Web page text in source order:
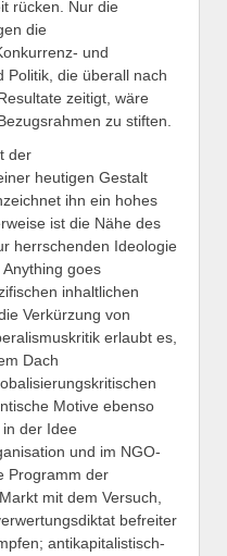
rücken. Nur die
die
und
Politik, die überall nach
zeitigt, wäre
zu stiften.
der
heutigen Gestalt
ihn ein hohes
ist die Nähe des
herrschenden Ideologie
goes
inhaltlichen
Verkürzung von
erlaubt es,
Dach
Motive ebenso
der Idee
und im NGO-
Programm der
mit dem Versuch,
befreiter
antikapitalistisch-